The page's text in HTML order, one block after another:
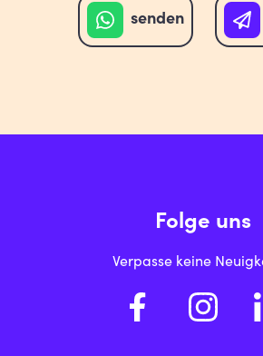
senden
Folge uns
Verpasse keine